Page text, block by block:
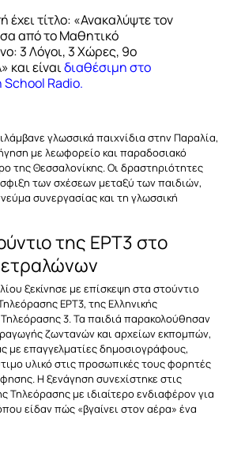
έχει τίτλο: «Ανακαλύψτε τον
από το Μαθητικό
3 Λόγοι, 3 Χώρες, 9ο
και είναιδιαθέσιμη στο
School Radio.
γλωσσικά παιχνίδια στην Παραλία,
με λεωφορείο και παραδοσιακό
της Θεσσαλονίκης. Οι δραστηριότητες
των σχέσεων μεταξύ των παιδιών,
συνεργασίας και τη γλωσσική
της ΕΡΤ3 στο
ξεκίνησε με επίσκεψη στα στούντιο
ΕΡΤ3, της Ελληνικής
3. Τα παιδιά παρακολούθησαν
ζωντανών και αρχείων εκπομπών,
με επαγγελματίες δημοσιογράφους,
υλικό στις προσωπικές τους φορητές
Η ξενάγηση συνεχίστηκε στις
Τηλεόρασης με ιδιαίτερο ενδιαφέρον για
είδαν πώς «βγαίνει στον αέρα» ένα